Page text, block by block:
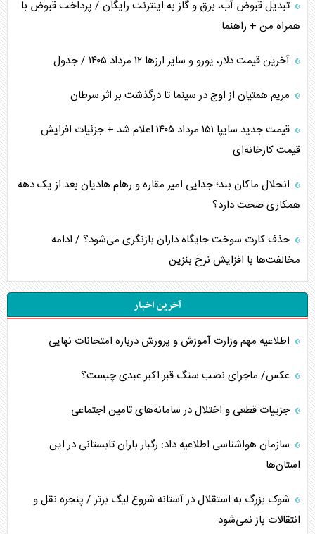
تبدیل قبوض آب، برق و گاز به اینترنت رایگان / پرداخت قبوض با
همراه من + راهنما
آخرین قیمت دلار، یورو و سایر ارز‌ها ۱۲ مرداد ۱۴۰۵ / جدول
مریم همتیان از اوج در سینما تا درگذشت بر اثر سرطان
قیمت جدید سایپا ۱۵۱ مرداد ۱۴۰۵ اعلام شد + جزئیات افزایش
قیمت کارخانه‌ای
انحلال ماکان بند؛ جدایی امیر مقاره و رهام هادیان بعد از یک دهه
همکاری صحت دارد؟
حذف کارت سوخت جایگاه داران بازنگری می‌شود؟ / ادامه
مخالفت‌ها با افزایش نرخ بنزین
آخرین اخبار
اطلاعیه مهم وزارت آموزش و پرورش درباره امتحانات نهایی
عکس/ ماجرای نصب سنگ قبر اکبر عبدی چیست؟
جزییات قطعی و اختلال در سامانه‌های تامین اجتماعی
سازمان هواشناسی اطلاعیه داد: رگبار باران تابستانی در این
استان‌ها
شوک بزرگ به استقلال در آستانه شروع لیگ برتر / پنجره نقل و
انتقالات باز نمی‌شود